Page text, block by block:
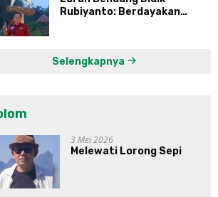
Rubiyanto: Berdayakan
Selengkapnya
3 Mei 2026
Melewati Lorong Sepi